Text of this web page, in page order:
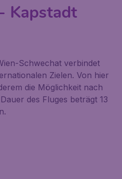
Kapstadt
Schwechat verbindet
Zielen. Von hier
die Möglichkeit nach
des Fluges beträgt 13